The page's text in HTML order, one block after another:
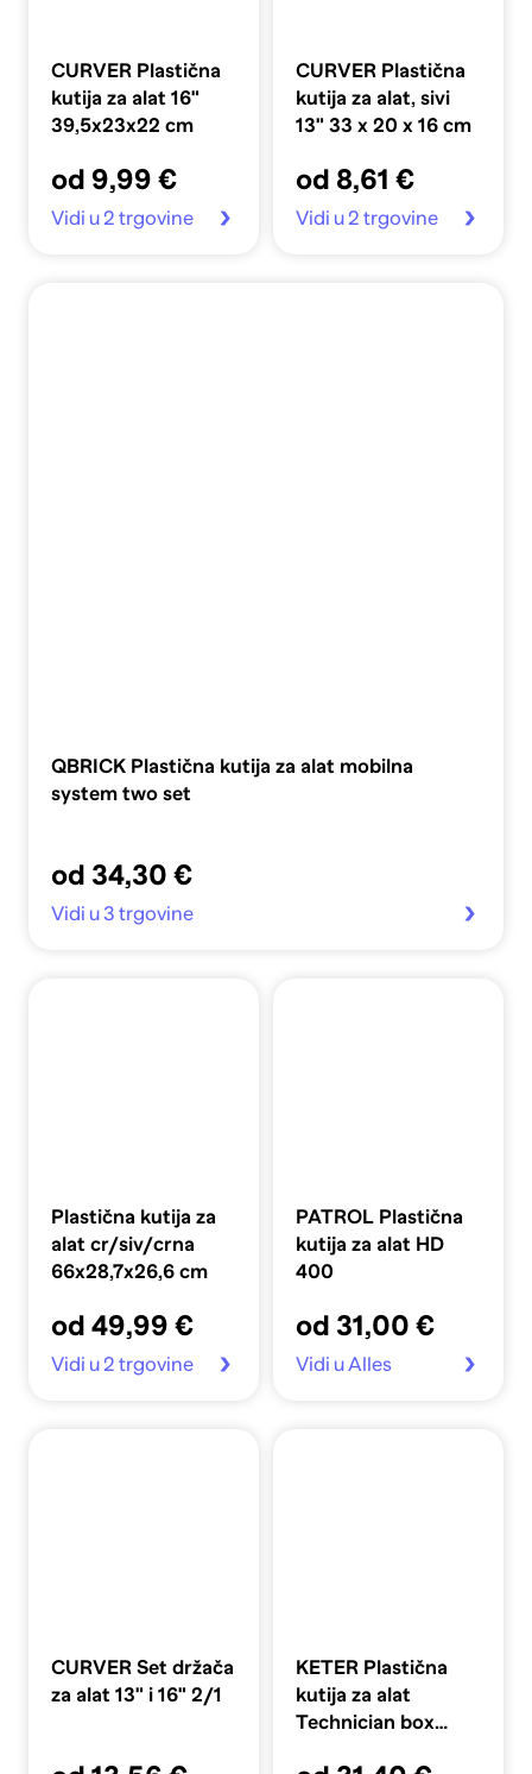
CURVER Plastična
kutija za alat 16"
39,5x23x22 cm
od 9,99 €
Vidi u 2 trgovine
CURVER Plastična
kutija za alat, sivi
13" 33 x 20 x 16 cm
od 8,61 €
Vidi u 2 trgovine
QBRICK Plastična kutija za alat mobilna
system two set
od 34,30 €
Vidi u 3 trgovine
Plastična kutija za
alat cr/siv/crna
66x28,7x26,6 cm
od 49,99 €
Vidi u 2 trgovine
PATROL Plastična
kutija za alat HD
400
od 31,00 €
Vidi u Alles
CURVER Set držača
za alat 13" i 16" 2/1
KETER Plastična
kutija za alat
Technician box